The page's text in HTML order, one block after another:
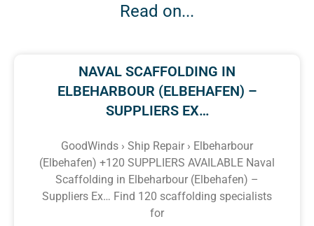
Read on...
NAVAL SCAFFOLDING IN
ELBEHARBOUR (ELBEHAFEN) –
SUPPLIERS EX…
GoodWinds › Ship Repair › Elbeharbour
(Elbehafen) +120 SUPPLIERS AVAILABLE Naval
Scaffolding in Elbeharbour (Elbehafen) –
Suppliers Ex… Find 120 scaffolding specialists
for